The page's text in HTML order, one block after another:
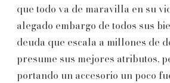
que todo va de maravilla en su
alegado embargo de todos sus
deuda que escala a millones de
presume sus mejores atributos,
portando un accesorio un poco